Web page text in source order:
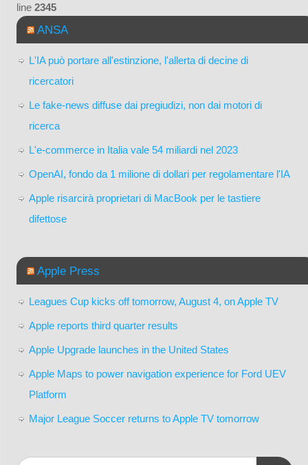
line 2345
ANSA
L'IA può portare all'estinzione, l'allerta di decine di
ricercatori
Le fake-news diffuse dai pregiudizi, non dai motori di
ricerca
L'e-commerce in Italia vale 54 miliardi nel 2023
OpenAI, fondo da 1 milione di dollari per regolamentare l'IA
Apple risarcirà proprietari di MacBook per le tastiere
difettose
Apple Press
Leagues Cup kicks off tomorrow, August 4, on Apple TV
Apple reports third quarter results
Apple Upgrade launches in the United States
Apple Maps to power navigation experience for Ford UEV
Platform
Major League Soccer returns to Apple TV tomorrow